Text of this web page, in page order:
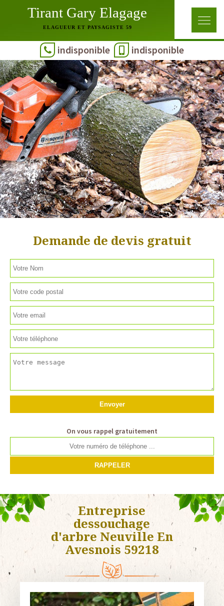
Tirant Gary Elagage
ELAGUEUR ET PAYSAGISTE 59
indisponible indisponible
Demande de devis gratuit
On vous rappel gratuitement
Entreprise
dessouchage
d'arbre Neuville En
Avesnois 59218